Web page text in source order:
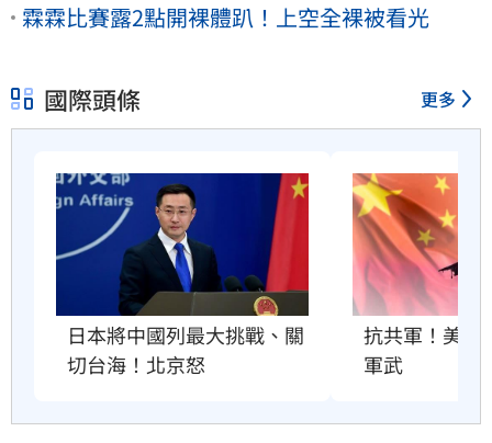
霖霖比賽露2點開裸體趴！上空全裸被看光
國際頭條 更多
日本將中國列最大挑戰、關
切台海！北京怒
抗共軍！美國
軍武